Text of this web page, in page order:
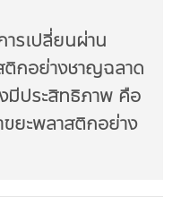
รเปลี่ยนผ่าน
ติกอย่างชาญฉลาด
มีประสิทธิภาพ คือ
ยะพลาสติกอย่าง